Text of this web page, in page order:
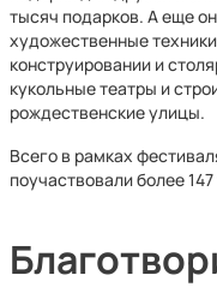
тысяч подарков. А еще
художественные
конструировании и
кукольные театры и
рождественские улицы.
Всего в рамках
поучаствовали более